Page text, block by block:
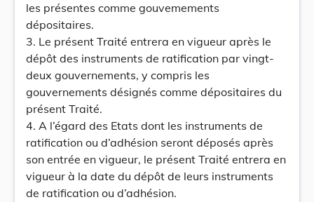
les présentes comme gouvemements
dépositaires.
3. Le présent Traité entrera en vigueur après le
dépôt des instruments de ratification par vingt-
deux gouvernements, y compris les
gouvernements désignés comme dépositaires du
présent Traité.
4. A l’égard des Etats dont les instruments de
ratification ou d’adhésion seront déposés après
son entrée en vigueur, le présent Traité entrera en
vigueur à la date du dépôt de leurs instruments
de ratification ou d’adhésion.